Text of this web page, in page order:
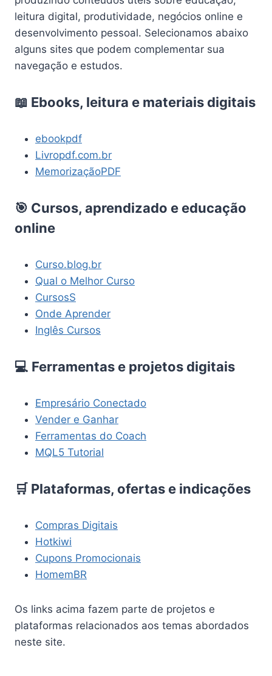
leitura digital, produtividade, negócios online e
desenvolvimento pessoal. Selecionamos abaixo
alguns sites que podem complementar sua
navegação e estudos.
📖 Ebooks, leitura e materiais digitais
ebookpdf
Livropdf.com.br
MemorizaçãoPDF
🎯 Cursos, aprendizado e educação
online
Curso.blog.br
Qual o Melhor Curso
CursosS
Onde Aprender
Inglês Cursos
💻 Ferramentas e projetos digitais
Empresário Conectado
Vender e Ganhar
Ferramentas do Coach
MQL5 Tutorial
🛒 Plataformas, ofertas e indicações
Compras Digitais
Hotkiwi
Cupons Promocionais
HomemBR
Os links acima fazem parte de projetos e
plataformas relacionados aos temas abordados
neste site.